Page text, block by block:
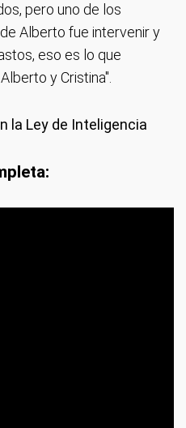
pero uno de los
Alberto fue intervenir y
eso es lo que
y Cristina".
la Ley de Inteligencia